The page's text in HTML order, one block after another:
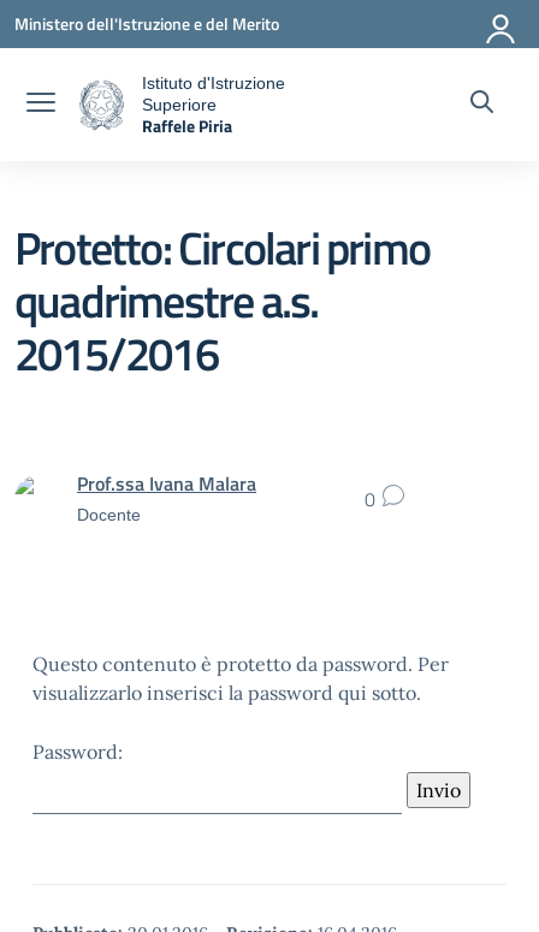
Vai ai contenuti
Vai al menu di navigazione
Vai al footer
Ministero dell'Istruzione e del Merito
Istituto d'Istruzione
Superiore
Raffele Piria
Protetto: Circolari primo
quadrimestre a.s.
2015/2016
Prof.ssa Ivana Malara
Docente
0
Questo contenuto è protetto da password. Per
visualizzarlo inserisci la password qui sotto.
Password: